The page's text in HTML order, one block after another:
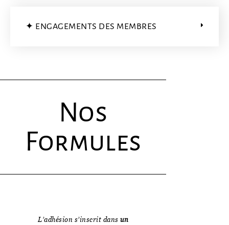
✦ ENGAGEMENTS DES MEMBRES
Nos
Formules
L’adhésion s’inscrit dans un